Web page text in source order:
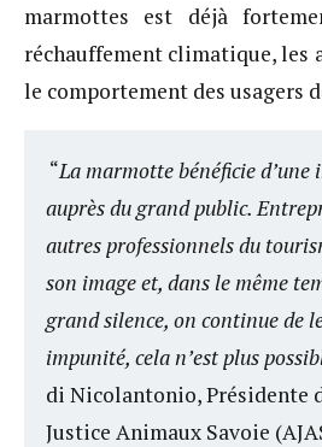
marmottes est déjà
réchauffement climatique, les
le comportement des usagers
“La marmotte bénéficie d’une
auprès du grand public.
autres professionnels du
son image et, dans le même
grand silence, on continue de
impunité, cela n’est plus
di Nicolantonio, Présidente
Justice Animaux Savoie